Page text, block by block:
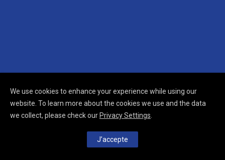
We use cookies to enhance your experience while using our
website. To learn more about the cookies we use and the data
we collect, please check our Privacy Settings
J’accepte